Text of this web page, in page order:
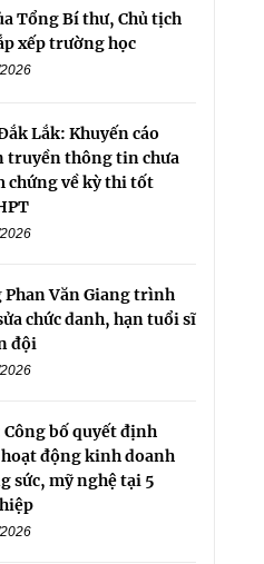
Tổng Bí thư, Chủ tịch
xếp trường học
Lắk: Khuyến cáo
truyền thông tin chưa
chứng về kỳ thi tốt
Văn Giang trình
chức danh, hạn tuổi sĩ
đội
bố quyết định
động kinh doanh
sức, mỹ nghệ tại 5